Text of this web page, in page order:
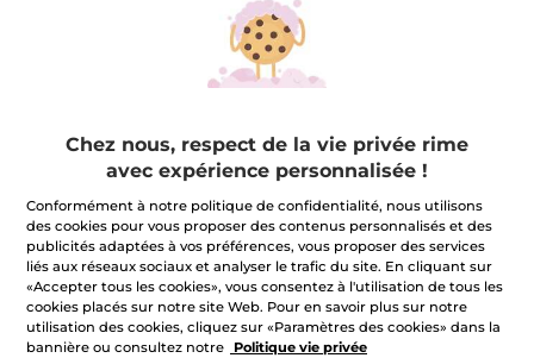
100%
actifs
végétaux
60 hectares de
champs biologiques
Voir plus
Chez nous, respect de la vie privée rime
avec expérience personnalisée !
Conformément à notre politique de confidentialité, nous utilisons
des cookies pour vous proposer des contenus personnalisés et des
publicités adaptées à vos préférences, vous proposer des services
liés aux réseaux sociaux et analyser le trafic du site. En cliquant sur
«Accepter tous les cookies», vous consentez à l'utilisation de tous les
cookies placés sur notre site Web. Pour en savoir plus sur notre
utilisation des cookies, cliquez sur «Paramètres des cookies» dans la
bannière ou consultez notre
Politique vie privée